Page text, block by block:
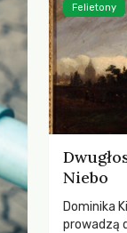
Niebo
Dominika
prowadzą
Felietony